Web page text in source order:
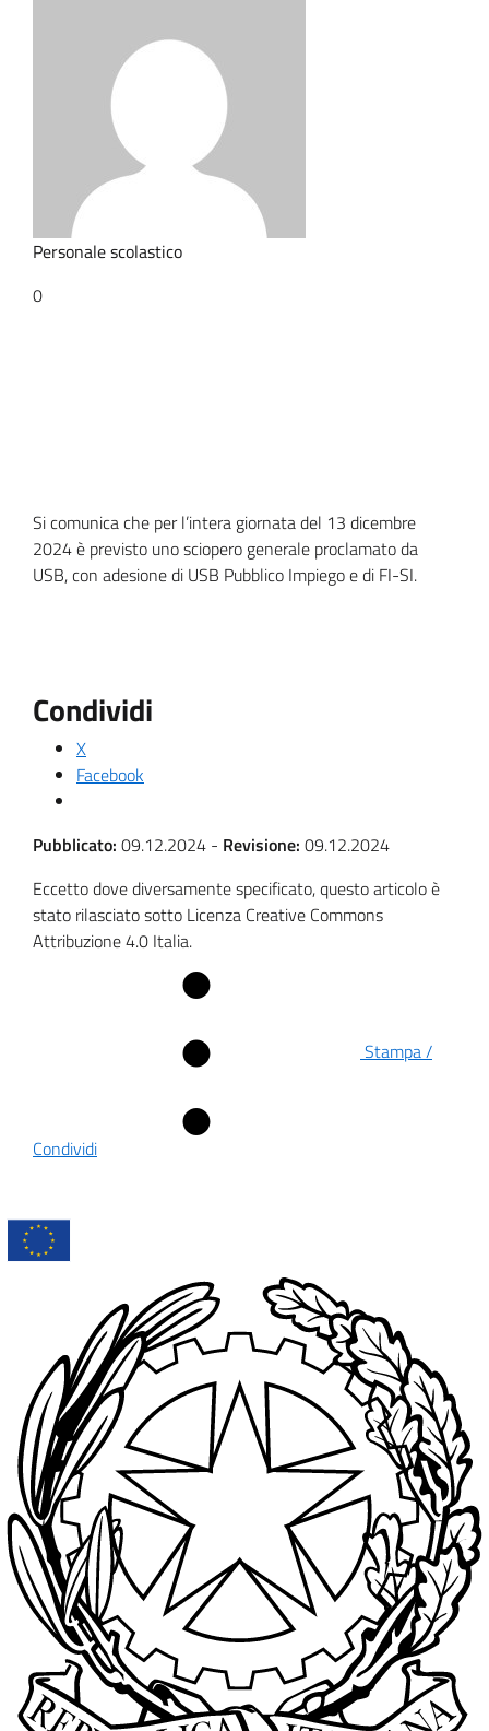
Personale scolastico
0
Si comunica che per l’intera giornata del 13 dicembre
2024 è previsto unosciopero generale proclamato da
USB, con adesione di USB Pubblico Impiego e di FI-SI.
Condividi
X
Facebook
Pubblicato: 09.12.2024 - Revisione: 09.12.2024
Eccetto dove diversamente specificato, questo articolo è
stato rilasciato sotto Licenza Creative Commons
Attribuzione 4.0 Italia.
Stampa /
Condividi